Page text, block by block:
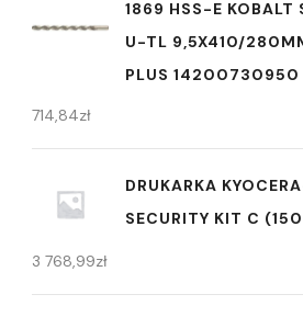
1869 HSS-E KOBALT
U-TL 9,5X410/
PLUS 14200730950
714,84zł
DRUKARKA
SECURITY KIT C
3 768,99zł